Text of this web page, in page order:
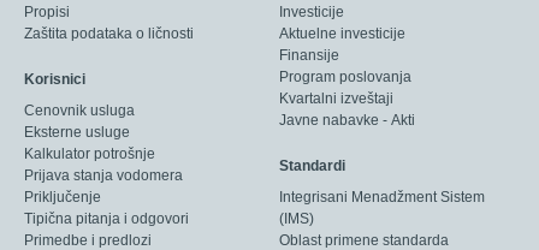
Propisi
Zaštita podataka o ličnosti
Korisnici
Cenovnik usluga
Eksterne usluge
Kalkulator potrošnje
Prijava stanja vodomera
Priključenje
Tipična pitanja i odgovori
Primedbe i predlozi
Investicije
Aktuelne investicije
Finansije
Program poslovanja
Kvartalni izveštaji
Javne nabavke - Akti
Standardi
Integrisani Menadžment Sistem
(IMS)
Oblast primene standarda